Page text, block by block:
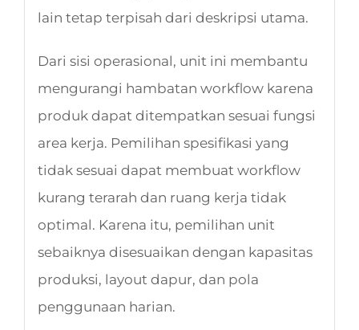
lain tetap terpisah dari deskripsi utama.
Dari sisi operasional, unit ini membantu
mengurangi hambatan workflow karena
produk dapat ditempatkan sesuai fungsi
area kerja. Pemilihan spesifikasi yang
tidak sesuai dapat membuat workflow
kurang terarah dan ruang kerja tidak
optimal. Karena itu, pemilihan unit
sebaiknya disesuaikan dengan kapasitas
produksi, layout dapur, dan pola
penggunaan harian.